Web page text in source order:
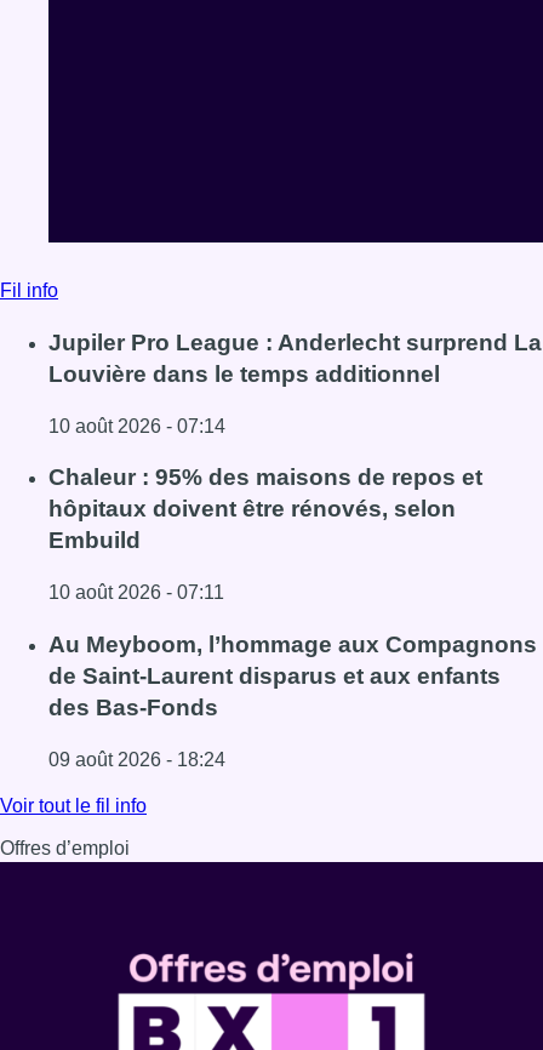
Fil info
Jupiler Pro League : Anderlecht surprend La
Louvière dans le temps additionnel
10 août 2026 - 07:14
Lire l'article Jupiler Pro League : Anderlecht surprend La
Chaleur : 95% des maisons de repos et
hôpitaux doivent être rénovés, selon
Embuild
10 août 2026 - 07:11
Lire l'article Chaleur : 95% des maisons de repos et
Au Meyboom, l’hommage aux Compagnons
de Saint-Laurent disparus et aux enfants
des Bas-Fonds
09 août 2026 - 18:24
Lire l'article Au Meyboom, l’hommage aux
Voir tout le fil info
Offres d’emploi